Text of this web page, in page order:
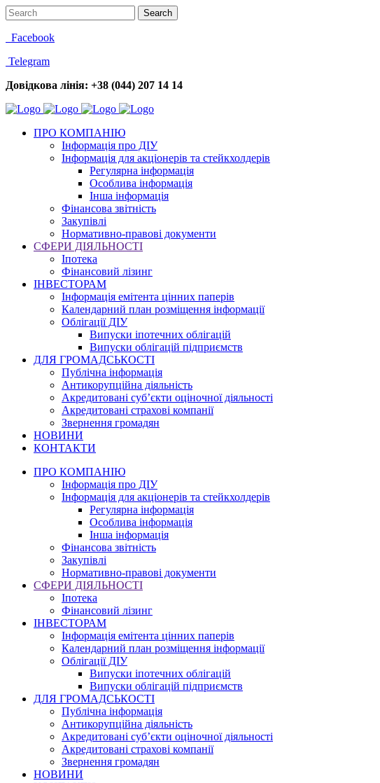
Facebook
Telegram
Довідкова лінія: +38 (044) 207 14 14
ПРО КОМПАНІЮ
Інформація про ДІУ
Інформація для акціонерів та стейкхолдерів
Регулярна інформація
Особлива інформація
Інша інформація
Фінансова звітність
Закупівлі
Нормативно-правові документи
СФЕРИ ДІЯЛЬНОСТІ
Іпотека
Фінансовий лізинг
ІНВЕСТОРАМ
Інформація емітента цінних паперів
Календарний план розміщення інформації
Облігації ДІУ
Випуски іпотечних облігацій
Випуски облігацій підприємств
ДЛЯ ГРОМАДСЬКОСТІ
Публічна інформація
Антикорупційна діяльність
Акредитовані суб’єкти оціночної діяльності
Акредитовані страхові компанії
Звернення громадян
НОВИНИ
КОНТАКТИ
ПРО КОМПАНІЮ
Інформація про ДІУ
Інформація для акціонерів та стейкхолдерів
Регулярна інформація
Особлива інформація
Інша інформація
Фінансова звітність
Закупівлі
Нормативно-правові документи
СФЕРИ ДІЯЛЬНОСТІ
Іпотека
Фінансовий лізинг
ІНВЕСТОРАМ
Інформація емітента цінних паперів
Календарний план розміщення інформації
Облігації ДІУ
Випуски іпотечних облігацій
Випуски облігацій підприємств
ДЛЯ ГРОМАДСЬКОСТІ
Публічна інформація
Антикорупційна діяльність
Акредитовані суб’єкти оціночної діяльності
Акредитовані страхові компанії
Звернення громадян
НОВИНИ